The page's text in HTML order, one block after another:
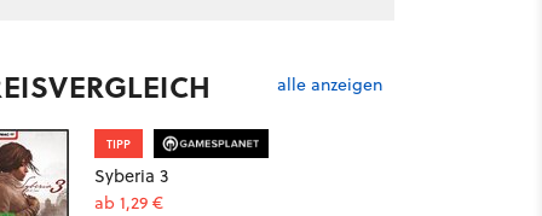
alle anzeigen
TIPP
Syberia 3
ab 1,29 €